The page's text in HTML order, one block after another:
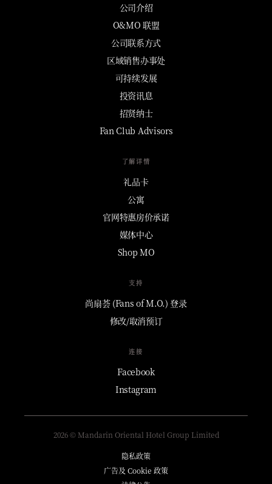
公司介绍
O&MO 联盟
公司联系方式
区域销售办事处
可持续发展
投资讯息
招贤纳士
Fan Club Advisors
了解详情
礼品卡
公寓
官网特惠房价承诺
媒体中心
Shop MO
支持
尚扇荟 (Fans of M.O.) 登录
修改/取消预订
连接
Facebook
Instagram
2026 © Mandarin Oriental Hotel Group Limited
隐私政策
广告及 Cookie 政策